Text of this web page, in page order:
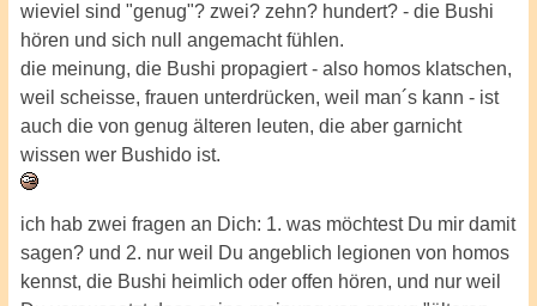
wieviel sind "genug"? zwei? zehn? hundert? - die Bushi
hören und sich null angemacht fühlen.
die meinung, die Bushi propagiert - also homos klatschen,
weil scheisse, frauen unterdrücken, weil man´s kann - ist
auch die von genug älteren leuten, die aber garnicht
wissen wer Bushido ist.
ich hab zwei fragen an Dich: 1. was möchtest Du mir damit
sagen? und 2. nur weil Du angeblich legionen von homos
kennst, die Bushi heimlich oder offen hören, und nur weil